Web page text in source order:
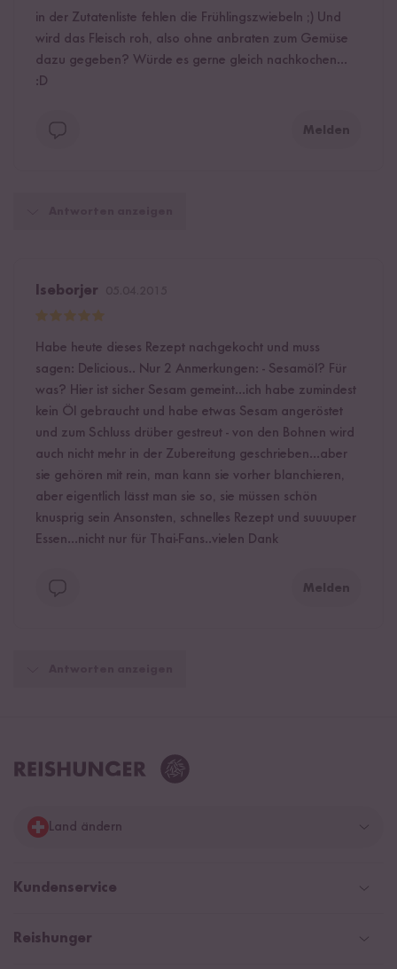
in der Zutatenliste fehlen die Frühlingszwiebeln ;) Und
wird das Fleisch roh, also ohne anbraten zum Gemüse
dazu gegeben? Würde es gerne gleich nachkochen...
:D
Melden
Iseborjer
Habe heute dieses Rezept nachgekocht und muss
sagen: Delicious.. Nur 2 Anmerkungen: - Sesamöl? Für
was? Hier ist sicher Sesam gemeint...ich habe zumindest
kein Öl gebraucht und habe etwas Sesam angeröstet
und zum Schluss drüber gestreut - von den Bohnen wird
auch nicht mehr in der Zubereitung geschrieben...aber
sie gehören mit rein, man kann sie vorher blanchieren,
aber eigentlich lässt man sie so, sie müssen schön
knusprig sein Ansonsten, schnelles Rezept und suuuuper
Essen...nicht nur für Thai-Fans..vielen Dank
Melden
Land ändern
Deutschland
Kundenservice
Help Center & FAQ
Reishunger